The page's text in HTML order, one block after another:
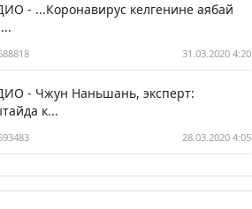
- ...Коронавирус келгенине аябай
31.03.2020 4:20
- Чжун Наньшань, эксперт:
к...
28.03.2020 4:05